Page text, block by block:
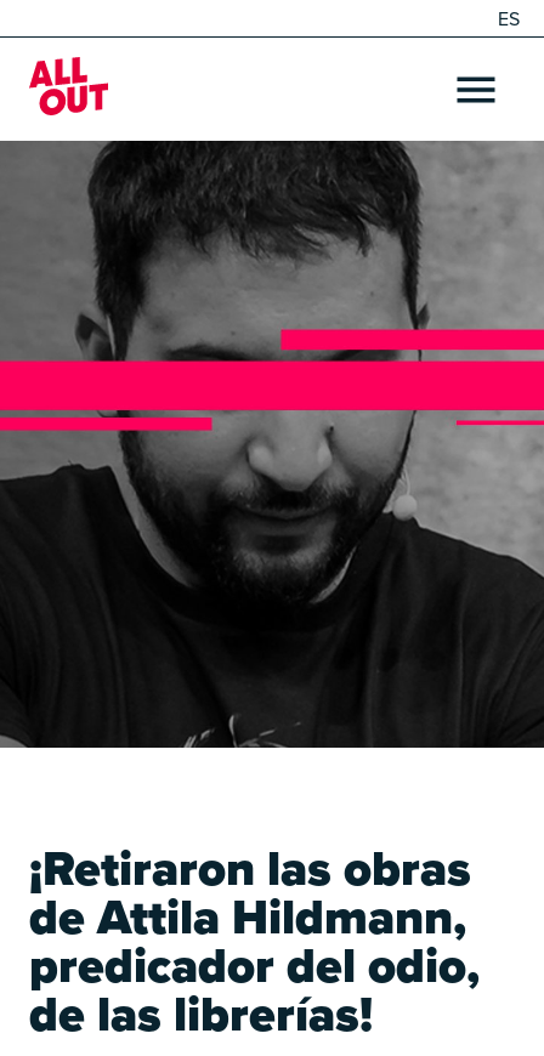
ES
Home
OPEN
¡Retiraron las obras
de Attila Hildmann,
predicador del odio,
de las librerías!